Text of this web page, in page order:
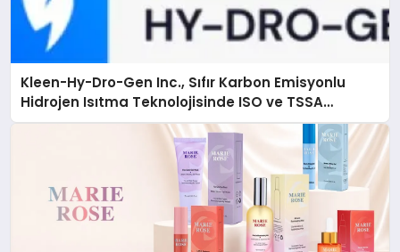
Kleen-Hy-Dro-Gen Inc., Sıfır Karbon Emisyonlu
Hidrojen Isıtma Teknolojisinde ISO ve TSSA
Düzenleyici Onaylarını Aldı